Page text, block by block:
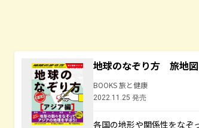
地球のなぞり方 旅地
BOOKS 旅と健康
2022.11.25 発売
各国の地形や関係性をなぞ